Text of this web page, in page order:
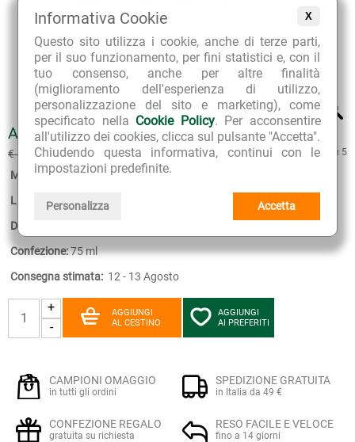
X
Informativa Cookie
Questo sito utilizza i cookie, anche di terze parti,
per il suo funzionamento, per fini statistici e, con il
tuo consenso, anche per altre finalità
(miglioramento dell'esperienza di utilizzo,
personalizzazione del sito e marketing), come
specificato nella Cookie Policy. Per acconsentire
all'utilizzo dei cookies, clicca sul pulsante "Accetta".
Chiudendo questa informativa, continui con le
impostazioni predefinite.
Personalizza Accetta
ARNICA PHYTOCREMA 45%
€ 14.00 € 12.60(sconto 10%) 5 su 5
Marca: Alta Natura
Linea:
PhytoCreme 5 Estratti
Disponibilità:
Confezione:75 ml
Consegna stimata: 12 - 13 Agosto
+
-
AGGIUNGI
AL CESTINO
AGGIUNGI
AI PREFERITI
CAMPIONI OMAGGIO
in tutti gli ordini
SPEDIZIONE GRATUITA
in Italia da 49 €
CONFEZIONE REGALO
gratuita su richiesta
RESO FACILE E VELOCE
fino a 14 giorni